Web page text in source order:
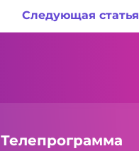
Следующая статья
Телепрограмма